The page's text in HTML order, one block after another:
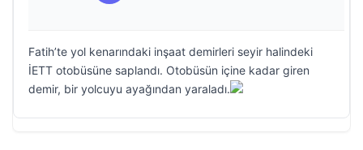
Fatih’te yol kenarındaki inşaat demirleri seyir halindeki
İETT otobüsüne saplandı. Otobüsün içine kadar giren
demir, bir yolcuyu ayağından yaraladı.